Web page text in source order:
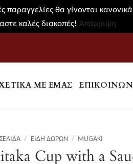
θα γίνονται
καλές διακοπές! Απόρριψη
ΜΕ ΕΜΑΣ
/ ΕΊΔΗ ΔΏΡΩΝ / MUGAKI
Cup with a